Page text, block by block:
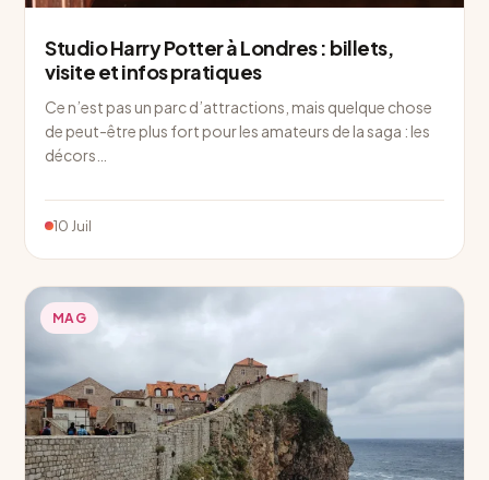
Studio Harry Potter à Londres : billets,
visite et infos pratiques
Ce n’est pas un parc d’attractions, mais quelque chose
de peut-être plus fort pour les amateurs de la saga : les
décors…
10 Juil
MAG